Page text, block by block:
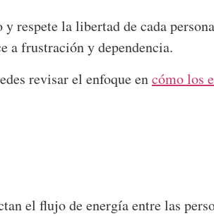
respete la libertad de cada
a frustración y dependencia.
revisar el enfoque encómo los
el flujo de energía entre las